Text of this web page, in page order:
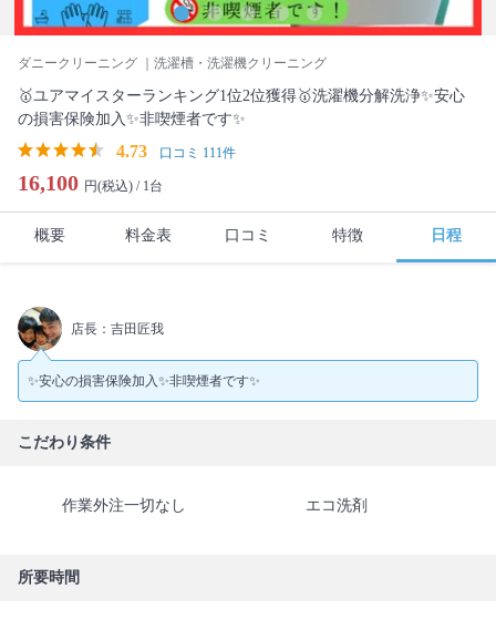
ダニークリーニング ｜洗濯槽・洗濯機クリーニング
🥇ユアマイスターランキング1位2位獲得🥇洗濯機分解洗浄✨安心
の損害保険加入✨非喫煙者です✨
4.73 口コミ 111件
16,100 円(税込) / 1台
概要 料金表 口コミ 特徴 日程
店長：吉田匠我
✨安心の損害保険加入✨非喫煙者です✨
こだわり条件
作業外注一切なし エコ洗剤
所要時間